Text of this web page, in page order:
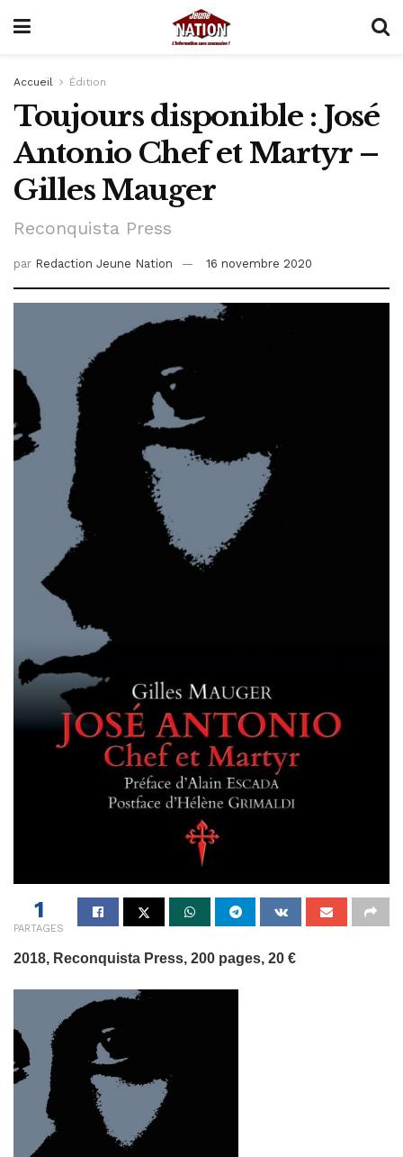
Accueil Édition
Toujours disponible : José
Antonio Chef et Martyr –
Gilles Mauger
Reconquista Press
par Redaction Jeune Nation 16 novembre 2020
1
PARTAGES
2018, Reconquista Press, 200 pages, 20 €